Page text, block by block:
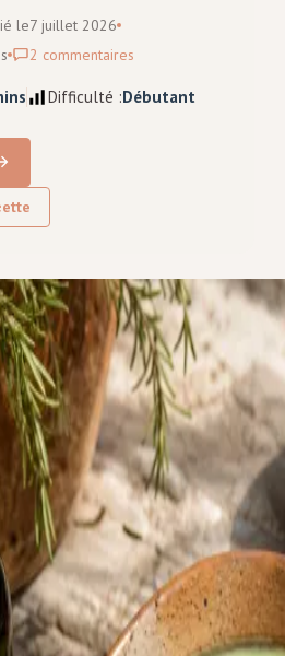
le7 juillet 2026
2 commentaires
Difficulté :Débutant